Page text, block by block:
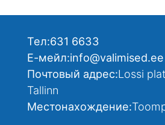
Тел:631 6633
Е-мейл:info@valimised.ee
Почтовый адрес:Lossi
Tallinn
Местонахождение: